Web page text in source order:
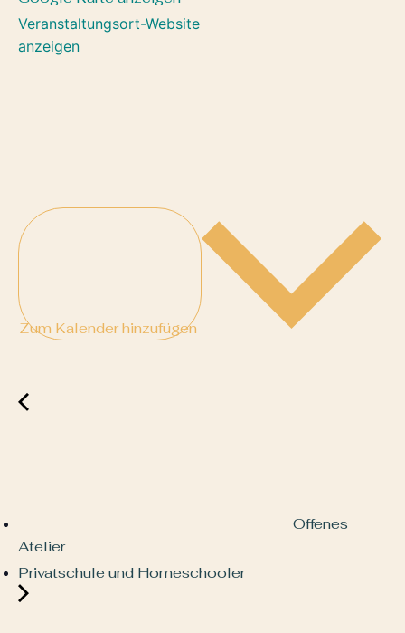
Veranstaltungsort-Website
anzeigen
Zum Kalender hinzufügen
Offenes
Atelier
Privatschule und Homeschooler